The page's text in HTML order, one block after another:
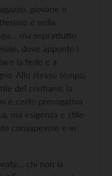
giovane o
e nella
ma soprattutto
dove appunto i
la fede e a
Allo stesso tempo,
del cristiano, la
è certo prerogativa
ma esigenza e stile
consapevole e in
chi non la